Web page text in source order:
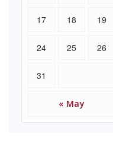
« May
17 18 19
24 25 26
31